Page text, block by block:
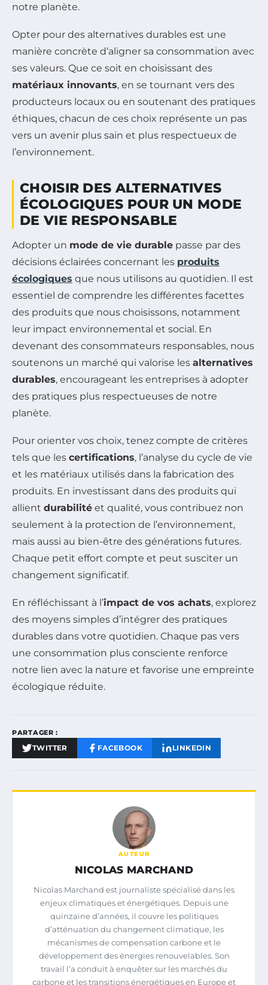
notre planète.
Opter pour des alternatives durables est une
manière concrète d’aligner sa consommation avec
ses valeurs. Que ce soit en choisissant des
matériaux innovants, en se tournant vers des
producteurs locaux ou en soutenant des pratiques
éthiques, chacun de ces choix représente un pas
vers un avenir plus sain et plus respectueux de
l’environnement.
CHOISIR DES ALTERNATIVES
ÉCOLOGIQUES POUR UN MODE
DE VIE RESPONSABLE
Adopter un mode de vie durable passe par des
décisions éclairées concernant les produits
écologiques que nous utilisons au quotidien. Il est
essentiel de comprendre les différentes facettes
des produits que nous choisissons, notamment
leur impact environnemental et social. En
devenant des consommateurs responsables, nous
soutenons un marché qui valorise les alternatives
durables, encourageant les entreprises à adopter
des pratiques plus respectueuses de notre
planète.
Pour orienter vos choix, tenez compte de critères
tels que les certifications, l’analyse du cycle de vie
et les matériaux utilisés dans la fabrication des
produits. En investissant dans des produits qui
allient durabilité et qualité, vous contribuez non
seulement à la protection de l’environnement,
mais aussi au bien-être des générations futures.
Chaque petit effort compte et peut susciter un
changement significatif.
En réfléchissant à l’impact de vos achats, explorez
des moyens simples d’intégrer des pratiques
durables dans votre quotidien. Chaque pas vers
une consommation plus consciente renforce
notre lien avec la nature et favorise une empreinte
écologique réduite.
PARTAGER :
TWITTER FACEBOOK LINKEDIN
AUTEUR
NICOLAS MARCHAND
Nicolas Marchand est journaliste spécialisé dans les
enjeux climatiques et énergétiques. Depuis une
quinzaine d’années, il couvre les politiques
d’atténuation du changement climatique, les
mécanismes de compensation carbone et le
développement des énergies renouvelables. Son
travail l’a conduit à enquêter sur les marchés du
carbone et les transitions énergétiques en Europe et